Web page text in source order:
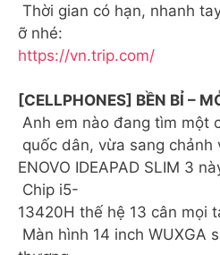
Thời gian có hạn, nhanh
ỡ nhé:
https://vn.trip.com/
[CELLPHONES] BỀN BỈ –
Anh em nào đang tìm một
quốc dân, vừa sang chảnh
ENOVO IDEAPAD SLIM 3
Chip i5-
13420H thế hệ 13 cân mọi
Màn hình 14 inch WUXGA